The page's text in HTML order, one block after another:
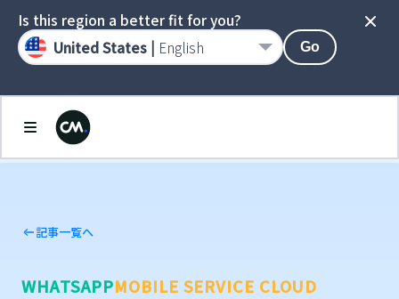
記事一覧へ
WHATSAPPMOBILE SERVICE CLOUD
Is this region a better fit for you?
United States | English Go